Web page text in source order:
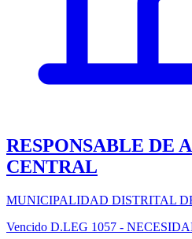
RESPONSABLE DE
CENTRAL
MUNICIPALIDAD DISTRITAL
Vencido D.LEG 1057 -